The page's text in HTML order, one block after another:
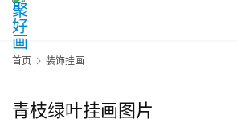
首页 装饰挂画
青枝绿叶挂画图片